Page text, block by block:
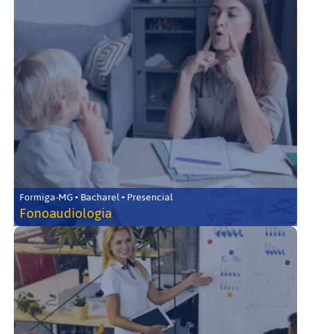
Formiga-MG • Bacharel • Presencial
Fonoaudiologia